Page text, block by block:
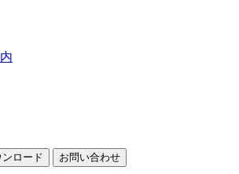
ロード お問い合わせ